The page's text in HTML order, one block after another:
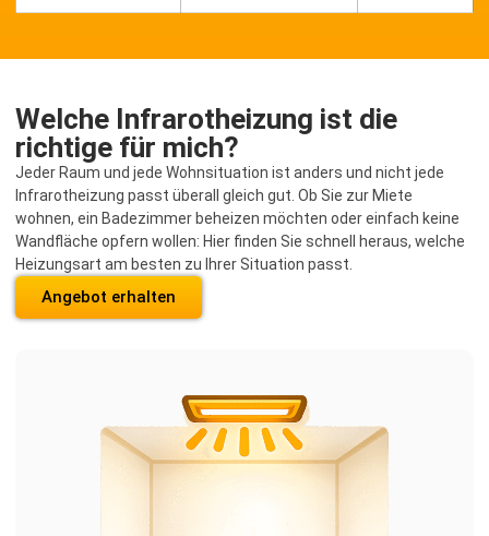
Welche Infrarotheizung ist die
richtige für mich?
Jeder Raum und jede Wohnsituation ist anders und nicht jede
Infrarotheizung passt überall gleich gut. Ob Sie zur Miete
wohnen, ein Badezimmer beheizen möchten oder einfach keine
Wandfläche opfern wollen: Hier finden Sie schnell heraus, welche
Heizungsart am besten zu Ihrer Situation passt.
Angebot erhalten